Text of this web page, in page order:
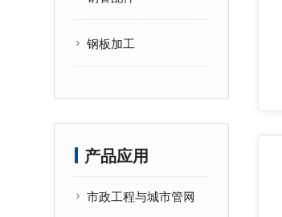
钢板加工
产品应用
市政工程与城市管网